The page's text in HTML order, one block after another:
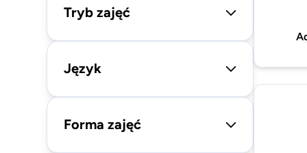
Tryb zajęć
Język
Forma zajęć